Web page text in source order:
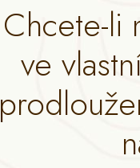
Chcete-li
ve